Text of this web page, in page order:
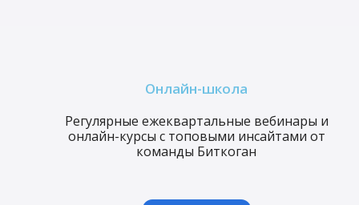
Онлайн-школа
Регулярные ежеквартальные вебинары и
онлайн-курсы с топовыми инсайтами от
команды Биткоган